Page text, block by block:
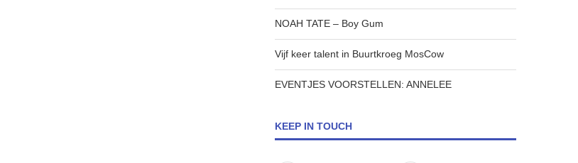
NOAH TATE – Boy Gum
Vijf keer talent in Buurtkroeg MosCow
EVENTJES VOORSTELLEN: ANNELEE
KEEP IN TOUCH